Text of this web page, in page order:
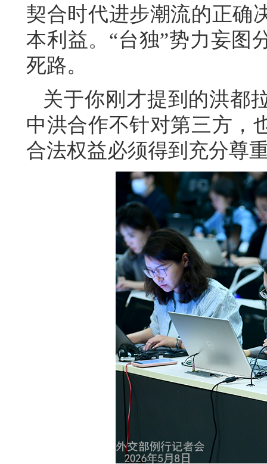
契合时代进步潮流的正确
本利益。“台独”势力妄图
死路。
关于你刚才提到的洪都
中洪合作不针对第三方，
合法权益必须得到充分尊